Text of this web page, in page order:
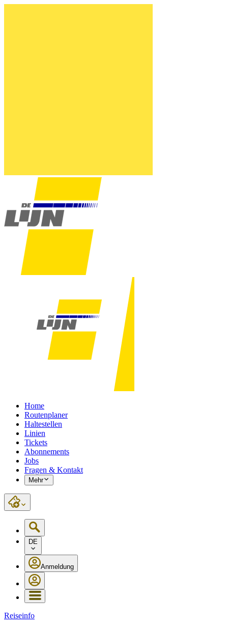
Home
Routenplaner
Haltestellen
Linien
Tickets
Abonnements
Jobs
Fragen & Kontakt
Mehr
DE
Anmeldung
Reiseinfo